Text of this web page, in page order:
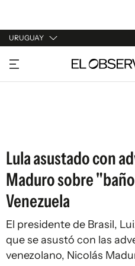
URUGUAY
URUGUAY
ARGENTINA
Lula asustado con
Maduro sobre
Venezuela
El presidente de Brasil,
que se asustó con las
venezolano, Nicolás